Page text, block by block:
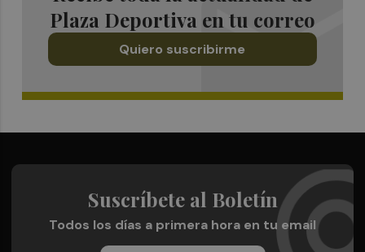
Plaza Deportiva en tu correo
Quiero suscribirme
Suscríbete al Boletín
Todos los días a primera hora en tu email